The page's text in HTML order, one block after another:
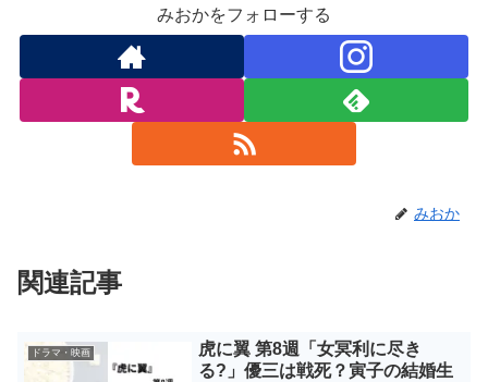
みおかをフォローする
みおか
関連記事
ドラマ・映画
虎に翼 第8週「女冥利に尽き
る?」優三は戦死？寅子の結婚生